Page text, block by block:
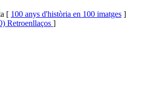
[ 100 anys d'història en 100 imatges ]
Retroenllaços ]